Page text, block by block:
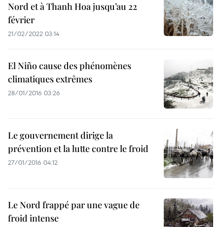
Nord et à Thanh Hoa jusqu’au 22
février
21/02/2022 03:14
El Niño cause des phénomènes
climatiques extrêmes
28/01/2016 03:26
Le gouvernement dirige la
prévention et la lutte contre le froid
27/01/2016 04:12
Le Nord frappé par une vague de
froid intense